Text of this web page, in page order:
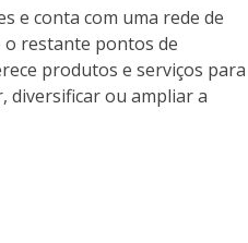
e conta com uma rede de
o restante pontos de
produtos e serviços para
diversificar ou ampliar a